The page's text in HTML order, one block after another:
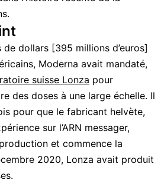
dollars [395 millions d’euros]
Moderna avait mandaté,
suisse Lonza pour
des doses à une large échelle. Il
pour que le fabricant helvète,
sur l’ARN messager,
et commence la
2020, Lonza avait produit